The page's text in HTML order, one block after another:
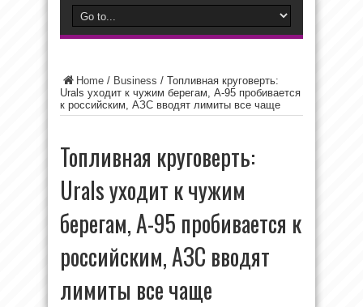
Home / Business / Топливная круговерть:
Urals уходит к чужим берегам, А-95 пробивается
к российским, АЗС вводят лимиты все чаще
Топливная круговерть:
Urals уходит к чужим
берегам, А-95 пробивается к
российским, АЗС вводят
лимиты все чаще